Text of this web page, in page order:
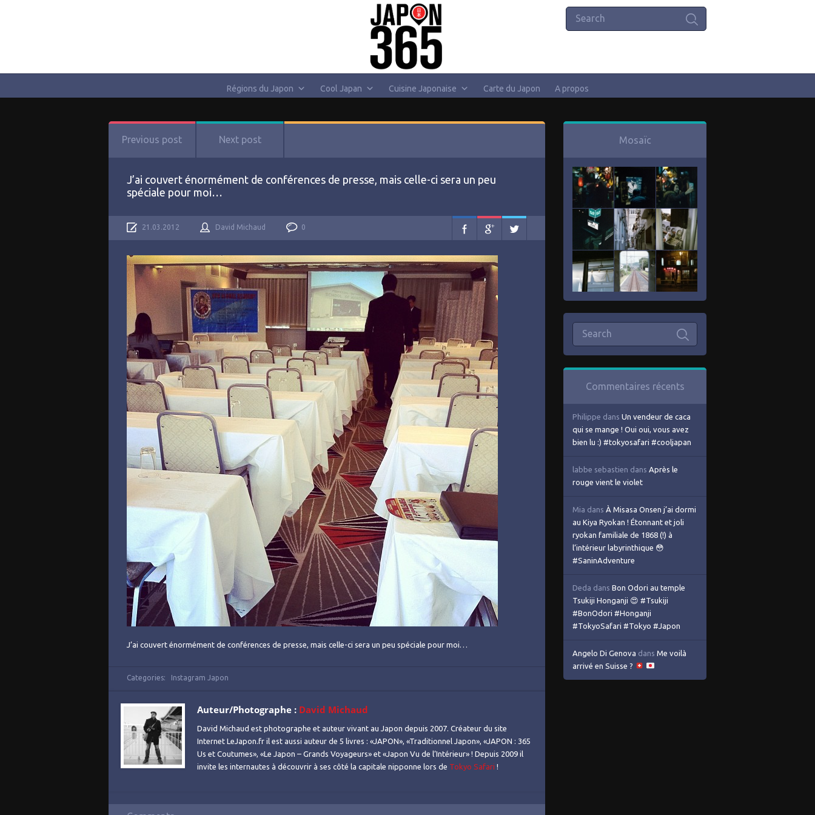
Régions du Japon Cool Japan Cuisine Japonaise Carte du Japon A propos
Previous post Next post
J’ai couvert énormément de conférences de presse, mais celle-ci sera un peu
spéciale pour moi…
21.03.2012 David Michaud 0
J’ai couvert énormément de conférences de presse, mais celle-ci sera un peu spéciale pour moi…
Categories: Instagram Japon
Auteur/Photographe : David Michaud
David Michaud est photographe et auteur vivant au Japon depuis 2007. Créateur du site
Internet LeJapon.fr il est aussi auteur de 5 livres : «JAPON», «Traditionnel Japon», «JAPON : 365
Us et Coutumes», «Le Japon – Grands Voyageurs» et «Japon Vu de l’Intérieur» ! Depuis 2009 il
invite les internautes à découvrir à ses côté la capitale nipponne lors de Tokyo Safari !
Mosaïc
Commentaires récents
Philippe dans Un vendeur de caca
qui se mange ! Oui oui, vous avez
bien lu :) #tokyosafari #cooljapan
labbe sebastien dans Après le
rouge vient le violet
Mia dans À Misasa Onsen j’ai dormi
au Kiya Ryokan ! Étonnant et joli
ryokan familiale de 1868 (!) à
l’intérieur labyrinthique 😳
#SaninAdventure
Deda dans Bon Odori au temple
Tsukiji Honganji 😍 #Tsukiji
#BonOdori #Honganji
#TokyoSafari #Tokyo #Japon
Angelo Di Genova dans Me voilà
arrivé en Suisse ?